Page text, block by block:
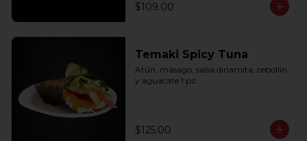
$109.00
Temaki Spicy Tuna
Atún, masago, salsa dinamita, cebollín
y aguacate 1 pz.
$125.00